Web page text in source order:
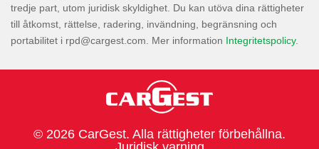
tredje part, utom juridisk skyldighet. Du kan utöva dina rättigheter
till åtkomst, rättelse, radering, invändning, begränsning och
portabilitet i
. Mer information Integritetspolicy.
© 2026 CarGest. Alla rättigheter förbehållna.